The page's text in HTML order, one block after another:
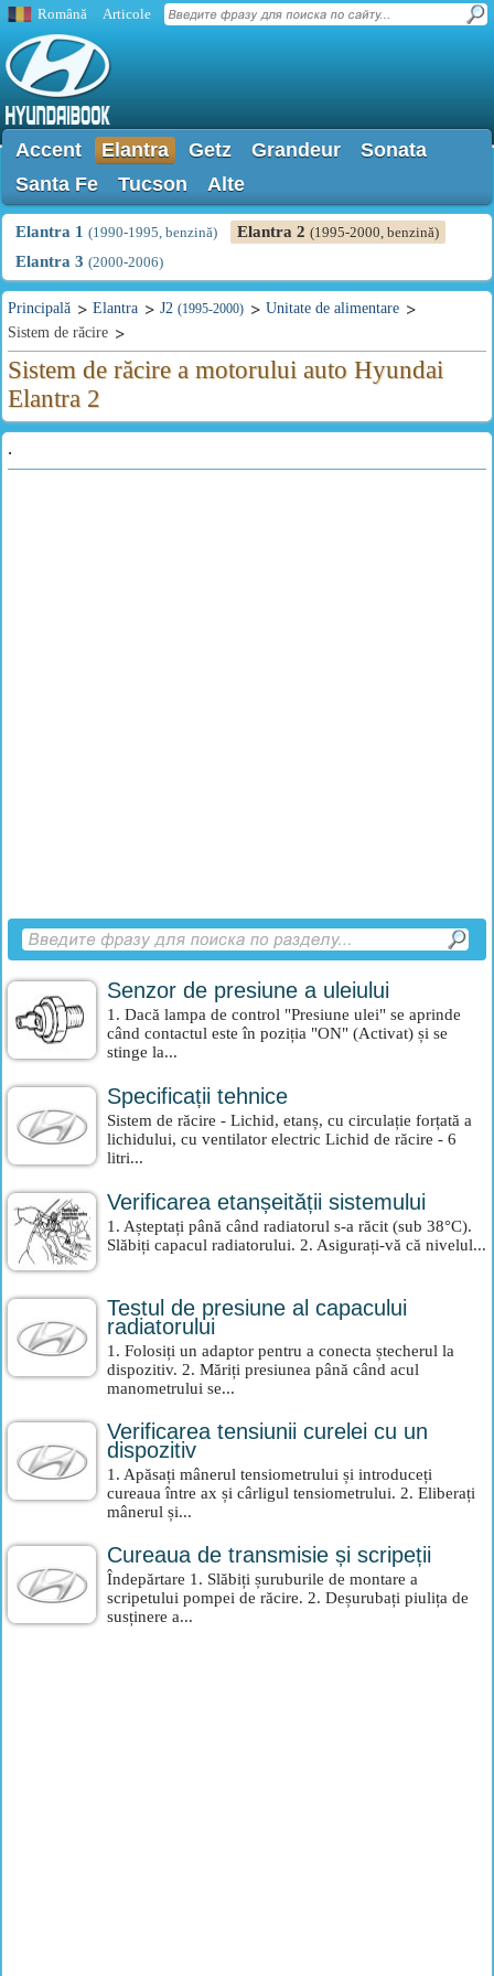
Română Articole
Accent Elantra Getz Grandeur
Sonata
Santa Fe
Tucson Alte
Elantra 1 (1990-1995, benzină) Elantra 2 (1995-2000, benzină)
Elantra 3 (2000-2006)
Principală Elantra J2 (1995-2000)
Unitate de alimentare
Sistem de răcire
Sistem de răcire a motorului auto Hyundai
Elantra 2
.
Senzor de presiune a uleiului
1. Dacă lampa de control "Presiune ulei" se aprinde
când contactul este în poziția "ON" (Activat) și se
stinge la...
Specificații tehnice
Sistem de răcire - Lichid, etanș, cu circulație forțată a
lichidului, cu ventilator electric Lichid de răcire - 6
litri...
Verificarea etanșeității sistemului
1. Așteptați până când radiatorul s-a răcit (sub 38°C).
Slăbiți capacul radiatorului. 2. Asigurați-vă că nivelul...
Testul de presiune al capacului
radiatorului
1. Folosiți un adaptor pentru a conecta ștecherul la
dispozitiv. 2. Măriți presiunea până când acul
manometrului se...
Verificarea tensiunii curelei cu un
dispozitiv
1. Apăsați mânerul tensiometrului și introduceți
cureaua între ax și cârligul tensiometrului. 2. Eliberați
mânerul și...
Cureaua de transmisie și scripeții
Îndepărtare 1. Slăbiți șuruburile de montare a
scripetului pompei de răcire. 2. Deșurubați piulița de
susținere a...